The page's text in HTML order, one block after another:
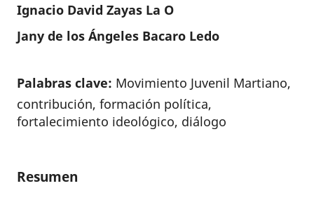
Ignacio David Zayas La O
Jany de los Ángeles Bacaro Ledo
Palabras clave: Movimiento Juvenil Martiano,
contribución, formación política,
fortalecimiento ideológico, diálogo
Resumen